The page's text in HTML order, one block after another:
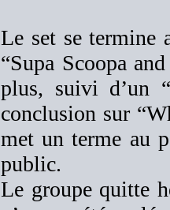
Le set se termine
“Supa Scoopa
plus, suivi d’un
conclusion sur
met un terme au
public.
Le groupe quitte